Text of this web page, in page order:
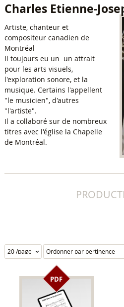
Charles Etienne-
Artiste, chanteur et
compositeur canadien de
Montréal
Il toujours eu un un attrait
pour les arts visuels,
l'exploration sonore, et la
musique. Certains l'appellent
"le musicien", d'autres
"l'artiste".
Il a collaboré sur de nombreux
titres avec l'église la Chapelle
de Montréal.
PDF